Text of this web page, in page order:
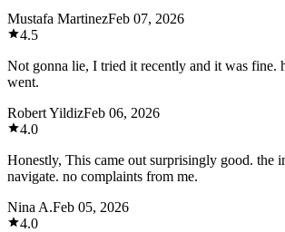
Mustafa MartinezFeb 07, 2026
4.5
Not gonna lie, I tried it recently and it was fine.
went.
Robert YildizFeb 06, 2026
4.0
Honestly, This came out surprisingly good. the
navigate. no complaints from me.
Nina A.Feb 05, 2026
4.0